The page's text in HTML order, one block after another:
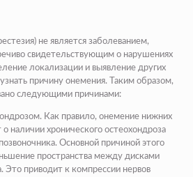
не является заболеванием,
свидетельствующим о нарушениях
локализации и выявление других
причину онемения. Таким образом,
следующими причинами:
Как правило, онемение нижних
о наличии хронического остеохондроза
Основной причиной этого
пространства между дисками
Это приводит к компрессии нервов